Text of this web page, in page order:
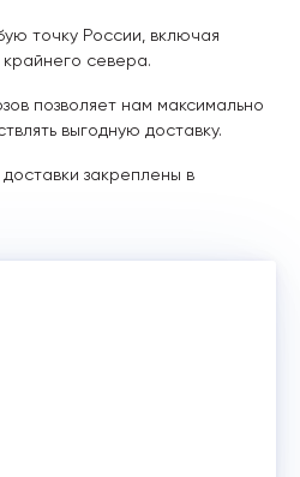
точку России, включая
севера.
позволяет нам максимально
выгодную доставку.
закреплены в